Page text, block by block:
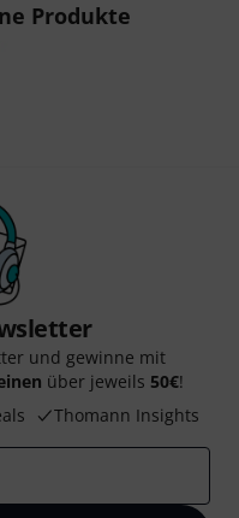
Produkte
und gewinne mit
über jeweils 50€!
Thomann Insights